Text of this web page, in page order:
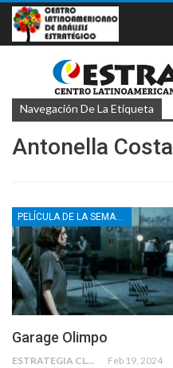
Navegación De La Etiqueta
Antonella Costa
PELÍCULA DE LA SEMANA
Garage Olimpo
ESTRATEGIA CLAE Feb 19, 2024